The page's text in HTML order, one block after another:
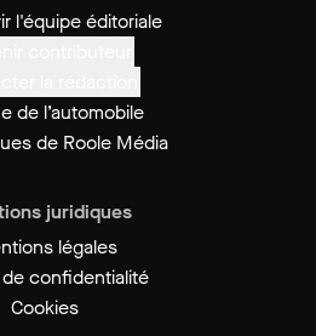
l'équipe éditoriale
de l’automobile
de Roole Média
juridiques
légales
confidentialité
Cookies